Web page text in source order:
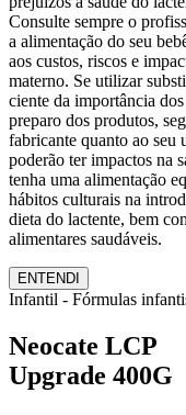
Consulte sempre o
a alimentação do seu
aos custos, riscos e
materno. Se utilizar
ciente da importância
preparo dos produtos,
fabricante quanto ao seu
poderão ter impactos na
tenha uma alimentação
hábitos culturais na
dieta do lactente, bem
alimentares saudáveis.
ENTENDI
Infantil - Fórmulas
Neocate LCP
Upgrade 400G